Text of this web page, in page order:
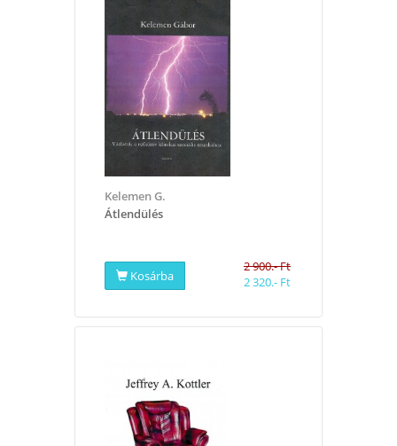
Kelemen G.
Átlendülés
Kosárba
2 900.- Ft
2 320.- Ft